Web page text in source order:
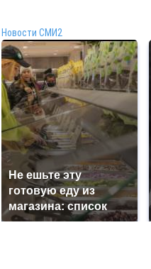
Новости СМИ2
Не ешьте эту
готовую еду из
магазина: список